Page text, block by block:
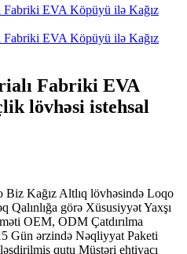
Fabriki EVA
lövhəsi istehsal
Biz Kağız Altlıq lövhəsində Loqo
görə Xüsusiyyət Yaxşı
OEM, ODM Çatdırılma
Gün ərzində Nəqliyyat Paketi
qutu Müştəri ehtiyacı